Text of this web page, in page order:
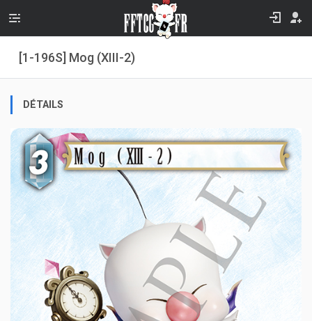
[1-196S] Mog (XIII-2)
DÉTAILS